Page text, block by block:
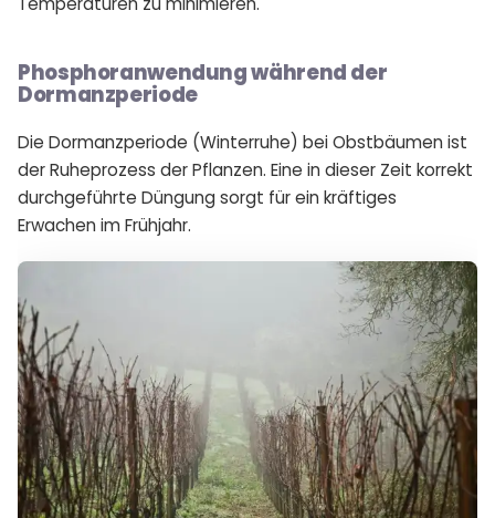
Phosphoranwendung während der
Dormanzperiode
Die Dormanzperiode (Winterruhe) bei Obstbäumen ist
der Ruheprozess der Pflanzen. Eine in dieser Zeit korrekt
durchgeführte Düngung sorgt für ein kräftiges
Erwachen im Frühjahr.